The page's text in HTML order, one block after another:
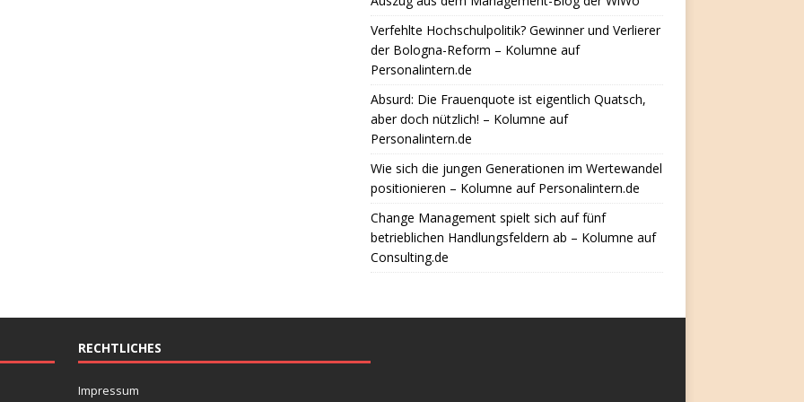
Verfehlte Hochschulpolitik? Gewinner und Verlierer
der Bologna-Reform – Kolumne auf
Personalintern.de
Absurd: Die Frauenquote ist eigentlich Quatsch,
aber doch nützlich! – Kolumne auf
Personalintern.de
Wie sich die jungen Generationen im Wertewandel
positionieren – Kolumne auf Personalintern.de
Change Management spielt sich auf fünf
betrieblichen Handlungsfeldern ab – Kolumne auf
Consulting.de
RECHTLICHES
Impressum